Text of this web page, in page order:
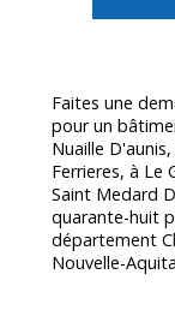
Faites une
pour un
Nuaille
Ferrieres, à Le
Saint Medard
quarante-huit
département
Nouvelle-